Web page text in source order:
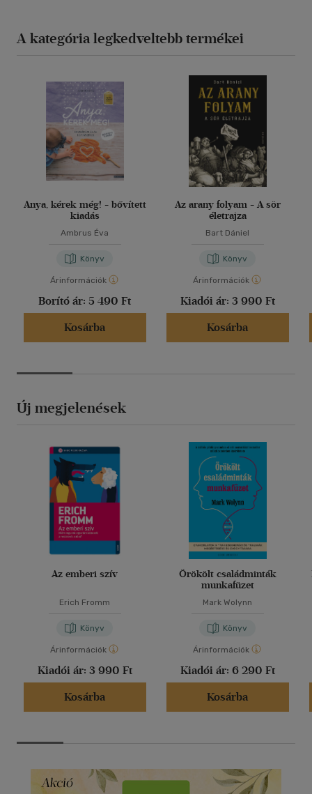
A kategória legkedveltebb termékei
Anya, kérek még! - bővített
kiadás
Ambrus Éva
Könyv
Árinformációk
Borító ár: 5 490 Ft
Kosárba
Az arany folyam - A sör
életrajza
Bart Dániel
Könyv
Árinformációk
Kiadói ár: 3 990 Ft
Kosárba
Új megjelenések
Az emberi szív
Erich Fromm
Könyv
Árinformációk
Kiadói ár: 3 990 Ft
Kosárba
Örökölt családminták
munkafüzet
Mark Wolynn
Könyv
Árinformációk
Kiadói ár: 6 290 Ft
Kosárba